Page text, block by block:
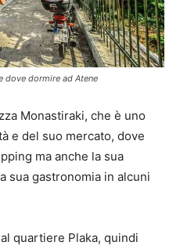
dove dormire ad Atene
Monastiraki, che è uno
e del suo mercato, dove
ma anche la sua
sua gastronomia in alcuni
quartiere Plaka, quindi